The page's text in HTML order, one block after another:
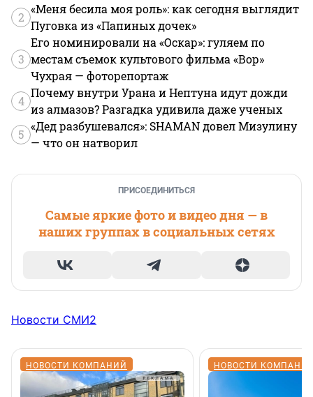
2
«Меня бесила моя роль»: как сегодня выглядит
Пуговка из «Папиных дочек»
3
Его номинировали на «Оскар»: гуляем по
местам съемок культового фильма «Вор»
Чухрая — фоторепортаж
4
Почему внутри Урана и Нептуна идут дожди
из алмазов? Разгадка удивила даже ученых
5
«Дед разбушевался»: SHAMAN довел Мизулину
— что он натворил
ПРИСОЕДИНИТЬСЯ
Самые яркие фото и видео дня — в
наших группах в социальных сетях
Новости СМИ2
НОВОСТИ КОМПАНИЙ НОВОСТИ